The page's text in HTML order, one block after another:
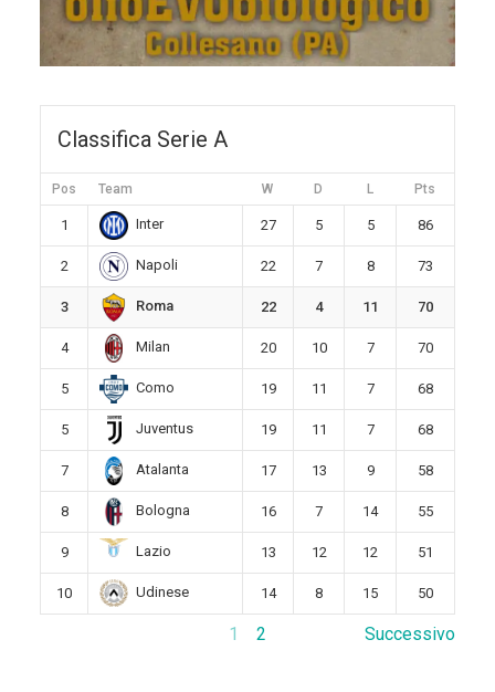
Classifica Serie A
Pos Team W D L Pts
1 Inter 27 5 5 86
2 Napoli 22 7 8 73
3 Roma 22 4 11 70
4 Milan 20 10 7 70
5 Como 19 11 7 68
5 Juventus 19 11 7 68
7 Atalanta 17 13 9 58
8 Bologna 16 7 14 55
9 Lazio 13 12 12 51
10 Udinese 14 8 15 50
1 2 Successivo